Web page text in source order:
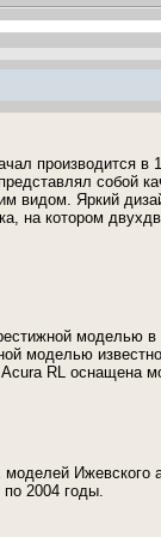
производится в
собой
видом. Яркий
на котором
моделью в
моделью
RL оснащена
Ижевского
2004 годы.